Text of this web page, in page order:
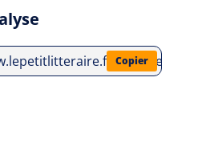
analyses-
Copier